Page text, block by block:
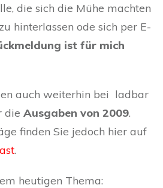
die sich die Mühe machten
hinterlassen ode sich per E-
ist für mich
auch weiterhin bei ladbar
die Ausgaben von 2009.
finden Sie jedoch hier auf
.
heutigen Thema: